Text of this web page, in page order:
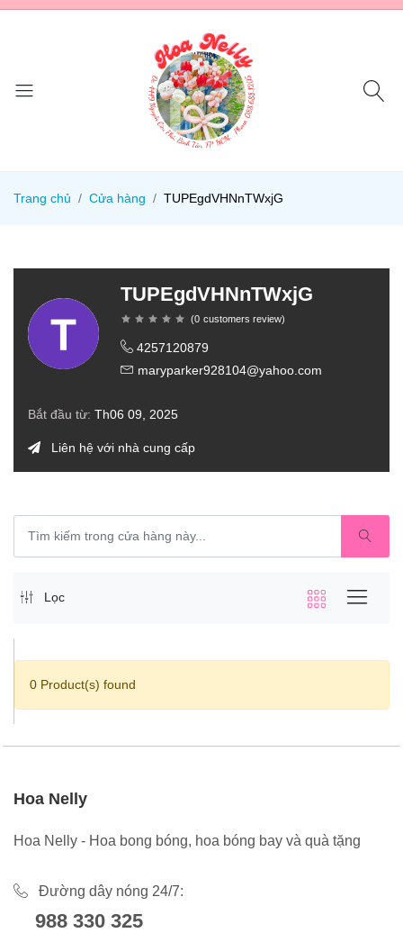
Trang chủ Cửa hàng TUPEgdVHNnTWxjG
TUPEgdVHNnTWxjG
(0 customers review)
4257120879
maryparker928104@yahoo.com
Bắt đầu từ: Th06 09, 2025
Liên hệ với nhà cung cấp
Lọc
0 Product(s) found
Hoa Nelly
Hoa Nelly - Hoa bong bóng, hoa bóng bay và quà tặng
Đường dây nóng 24/7:
988 330 325